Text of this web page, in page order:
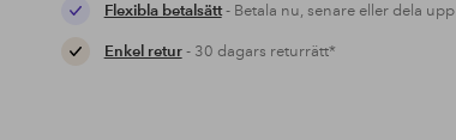
Flexibla betalsätt- Betala nu, senare eller dela upp
Enkel retur- 30 dagars returrätt*